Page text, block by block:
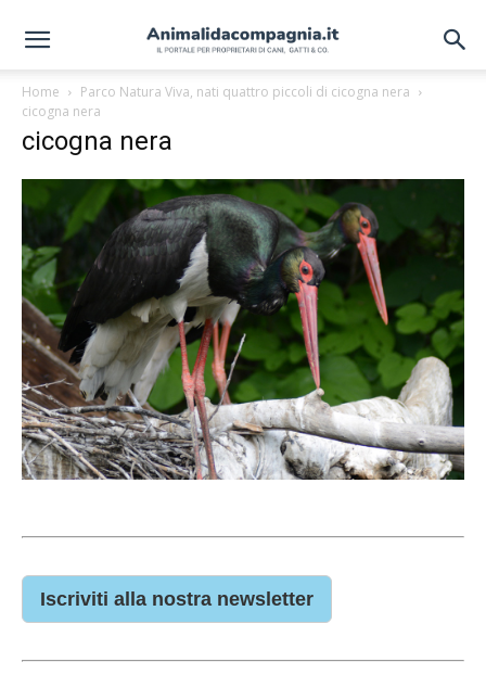
Home
Parco Natura Viva, nati quattro piccoli di cicogna nera
cicogna nera
cicogna nera
Iscriviti alla nostra newsletter